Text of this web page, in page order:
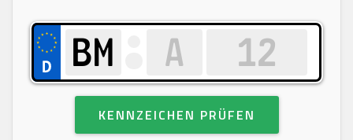
KENNZEICHEN PRÜFEN